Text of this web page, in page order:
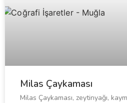
Milas Çaykaması
Milas Çaykaması, zeytinyağı,